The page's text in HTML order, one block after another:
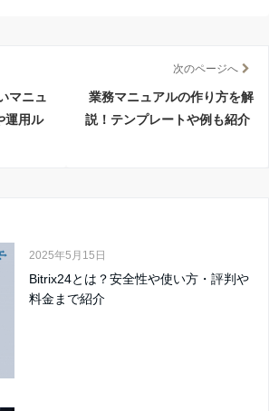
マニュ
運用ル
次のページへ
業務マニュアルの作り方を解
説！テンプレートや例も紹介
2025年5月15日
Bitrix24とは？安全性や使い方・評判や
料金まで紹介